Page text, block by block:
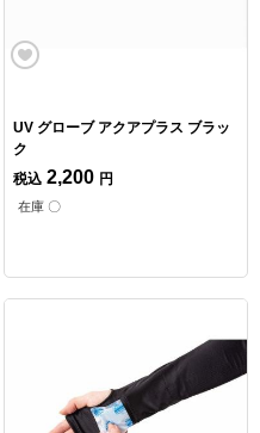
UV グローブ アクアプラス ブラッ
ク
税込 2,200 円
在庫 〇